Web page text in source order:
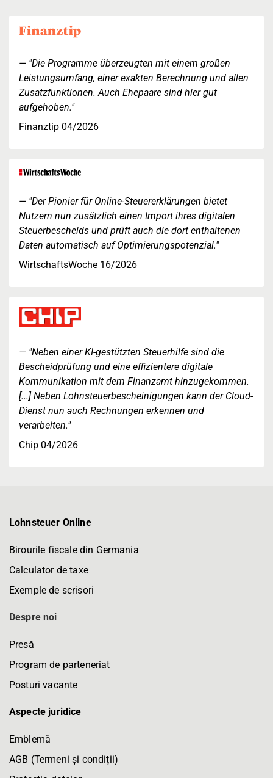
"Die Programme überzeugten mit einem großen
Leistungsumfang, einer exakten Berechnung und allen
Zusatzfunktionen. Auch Ehepaare sind hier gut
aufgehoben."
Finanztip 04/2026
"Der Pionier für Online-Steuererklärungen bietet
Nutzern nun zusätzlich einen Import ihres digitalen
Steuerbescheids und prüft auch die dort enthaltenen
Daten automatisch auf Optimierungspotenzial."
WirtschaftsWoche 16/2026
"Neben einer KI-gestützten Steuerhilfe sind die
Bescheidprüfung und eine effizientere digitale
Kommunikation mit dem Finanzamt hinzugekommen.
[...] Neben Lohnsteuerbescheinigungen kann der Cloud-
Dienst nun auch Rechnungen erkennen und
verarbeiten."
Chip 04/2026
Lohnsteuer Online
Birourile fiscale din Germania
Calculator de taxe
Exemple de scrisori
Despre noi
Presă
Program de parteneriat
Posturi vacante
Aspecte juridice
Emblemă
AGB (Termeni și condiții)